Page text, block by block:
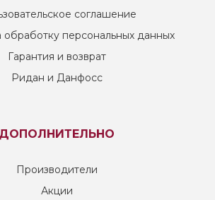
соглашение
обработку персональных данных
Гарантия и возврат
Ридан и Данфосс
ДОПОЛНИТЕЛЬНО
Производители
Акции